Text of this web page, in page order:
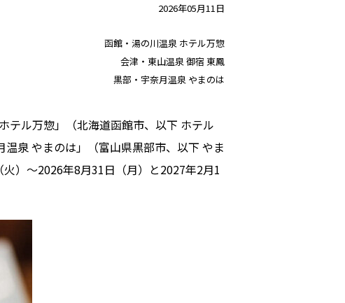
2026年05月11日
函館・湯の川温泉 ホテル万惣
会津・東山温泉 御宿 東鳳
黒部・宇奈月温泉 やまのは
テル万惣」（北海道函館市、以下 ホテル
泉 やまのは」（富山県黒部市、以下 やま
）～2026年8月31日（月）と2027年2月1